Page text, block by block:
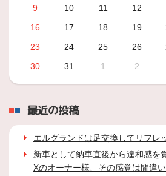
9
10 11 12
16
17 18 19
23
24 25 26
30
31 1 2
最近の投稿
エルグランドは足交換してリフレ
新車として納車直後から違和感を
Xのオーナー様、その感覚は間違